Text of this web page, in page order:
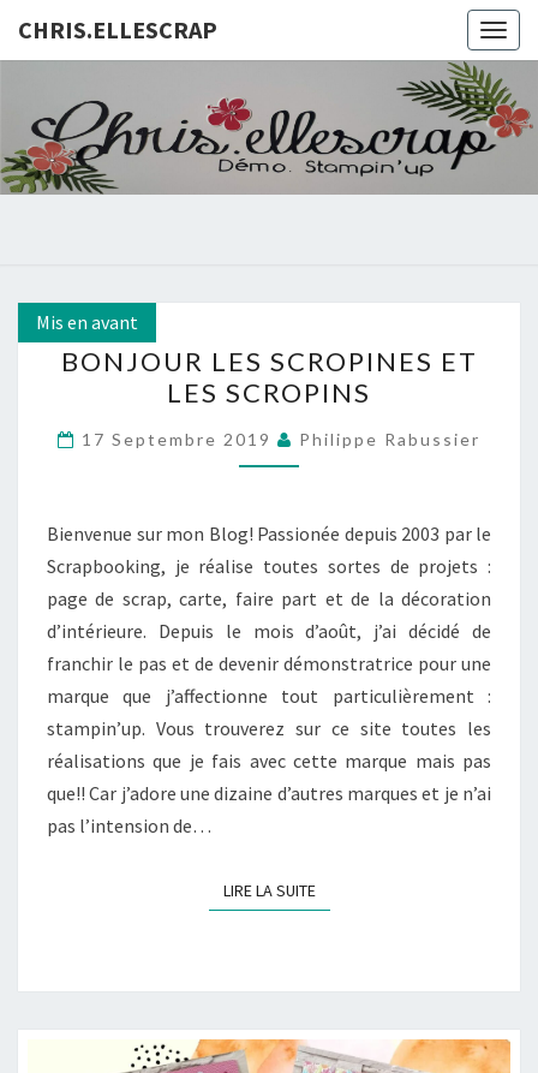
CHRIS.ELLESCRAP
Mis en avant
LES
SCROPINES
ET
LES
BONJOUR LES SCROPINES ET
LES SCROPINS
17 Septembre 2019 Philippe Rabussier
Bienvenue sur mon Blog! Passionée depuis 2003 par le
Scrapbooking, je réalise toutes sortes de projets :
page de scrap, carte, faire part et de la décoration
d’intérieure. Depuis le mois d’août, j’ai décidé de
franchir le pas et de devenir démonstratrice pour une
marque que j’affectionne tout particulièrement :
stampin’up. Vous trouverez sur ce site toutes les
réalisations que je fais avec cette marque mais pas
que!! Car j’adore une dizaine d’autres marques et je n’ai
pas l’intension de…
LIRE LA SUITELIRE LA SUITE